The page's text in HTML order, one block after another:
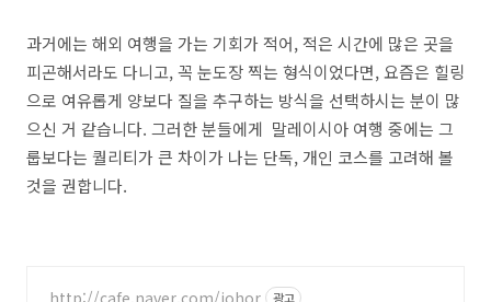
과거에는 해외 여행을 가는 기회가 적어, 적은 시간에 많은 곳을
피곤해서라도 다니고, 꼭 눈도장 찍는 형식이었다면, 요즘은 힐링
으로 여유롭게 양보다 질을 추구하는 방식을 선택하시는 분이 많
으신 거 같습니다. 그러한 분들에게 말레이시아 여행 중에는 그
룹보다는 퀄리티가 큰 차이가 나는 단독, 개인 코스를 고려해 볼
것을 권합니다.
http://cafe.naver.com/johor 광고